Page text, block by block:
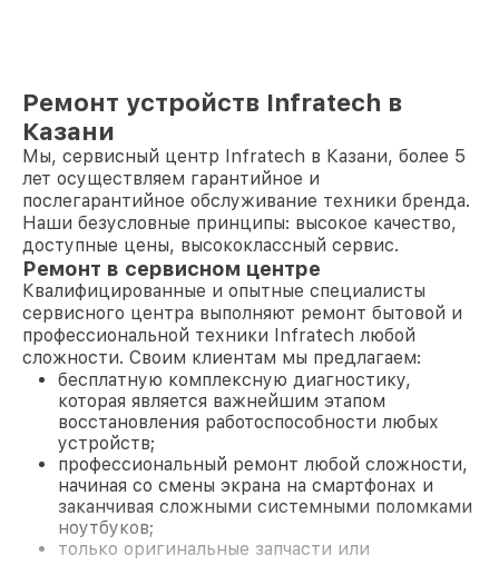
Ремонт устройств Infratech в
Казани
Мы, сервисный центр Infratech в Казани, более 5
лет осуществляем гарантийное и
послегарантийное обслуживание техники бренда.
Наши безусловные принципы: высокое качество,
доступные цены, высококлассный сервис.
Ремонт в сервисном центре
Квалифицированные и опытные специалисты
сервисного центра выполняют ремонт бытовой и
профессиональной техники Infratech любой
сложности. Своим клиентам мы предлагаем:
бесплатную комплексную диагностику,
которая является важнейшим этапом
восстановления работоспособности любых
устройств;
профессиональный ремонт любой сложности,
начиная со смены экрана на смартфонах и
заканчивая сложными системными поломками
ноутбуков;
только оригинальные запчасти или